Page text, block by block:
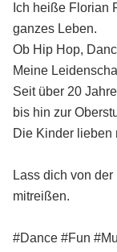
Ich heiße Florian
ganzes Leben.
Ob Hip Hop,
Meine
Seit über 20
bis hin zur
Die Kinder lieben
Lass dich von
mitreißen.
#Dance #Fun